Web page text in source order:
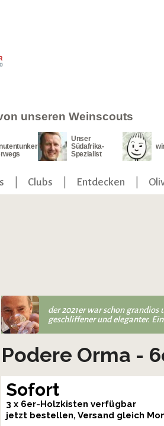
unseren Weinscouts
Unser
Südafrika-
Spezialist
Clubs Entdecken
der 2021er war schon grandios
geschliffener und eleganter.
Podere Orma -
Sofort
3 x 6er-Holzkisten verfügbar
jetzt bestellen, Versand gleich